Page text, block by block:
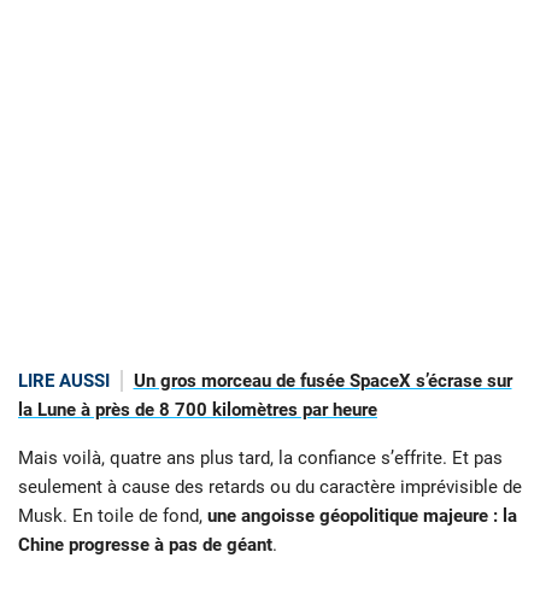
LIRE AUSSI
Un gros morceau de fusée SpaceX s’écrase sur
la Lune à près de 8 700 kilomètres par heure
Mais voilà, quatre ans plus tard, la confiance s’effrite. Et pas
seulement à cause des retards ou du caractère imprévisible de
Musk. En toile de fond, une angoisse géopolitique majeure : la
Chine progresse à pas de géant.